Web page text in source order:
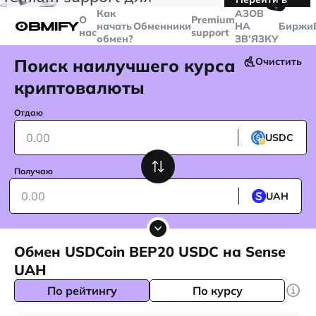
больше
$5000
Telegram
О
нас
Как
начать
обмен?
ОбменникиPremium
support
🤙
AЗОВ
НА
ЗВ'ЯЗКУ
Биржи
Поиск наилучшего курса
криптовалюты
Очистить
Отдаю
USDC
Получаю
UAH
Обмен USDCoin BEP20 USDC на Sense
UAH
По рейтингу По курсу